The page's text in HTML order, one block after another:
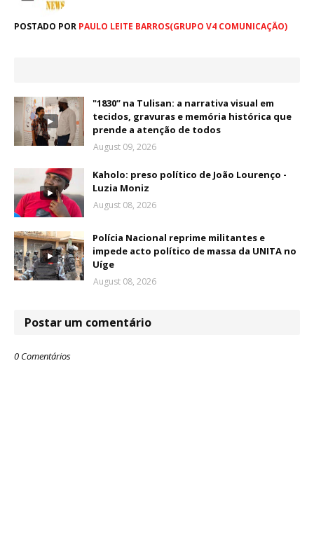
POSTADO POR PAULO LEITE BARROS(GRUPO V4 COMUNICAÇÃO)
"1830” na Tulisan: a narrativa visual em
tecidos, gravuras e memória histórica que
prende a atenção de todos
August 09, 2026
Kaholo: preso político de João Lourenço -
Luzia Moniz
August 08, 2026
Polícia Nacional reprime militantes e
impede acto político de massa da UNITA no
Uíge
August 08, 2026
Postar um comentário
0 Comentários